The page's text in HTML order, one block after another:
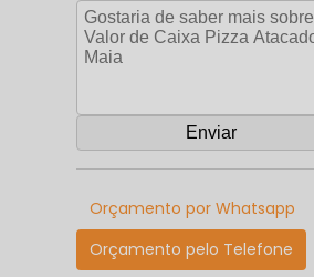
Orçamento por Whatsapp
Orçamento pelo Telefone